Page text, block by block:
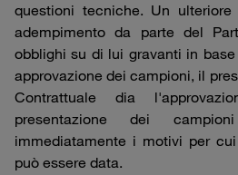
questioni tecniche. Un
adempimento da parte del
obblighi su di lui gravanti in
approvazione dei campioni, il
Contrattuale dia
presentazione dei
immediatamente i motivi per
può essere data.